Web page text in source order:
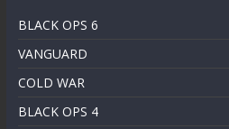
BLACK OPS 6
VANGUARD
COLD WAR
BLACK OPS 4